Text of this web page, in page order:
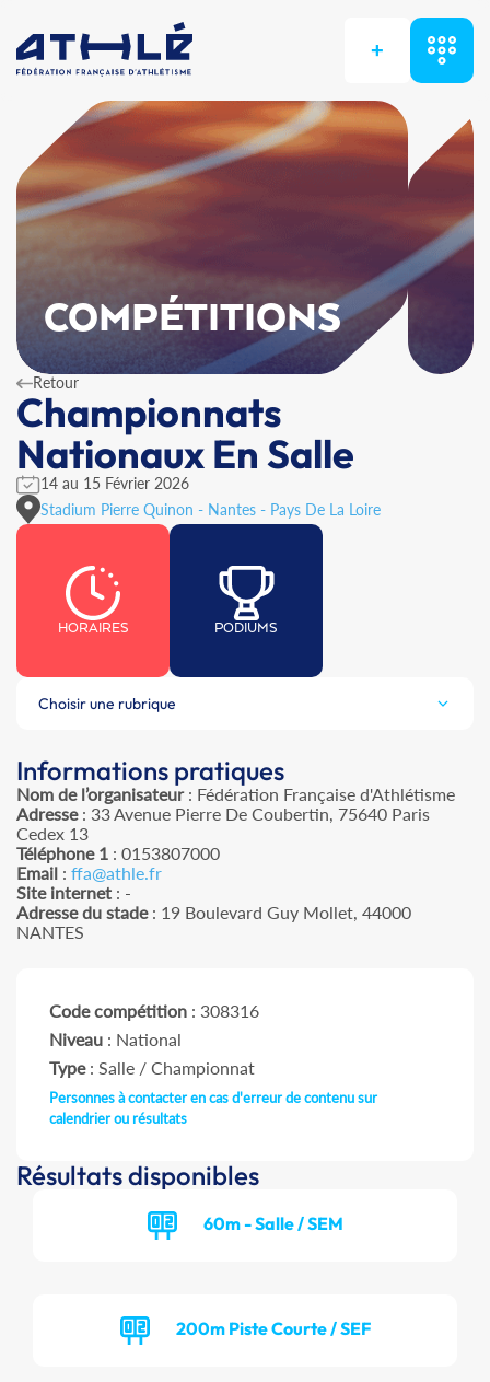
+
COMPÉTITIONS
Retour
Championnats
Nationaux En Salle
14 au 15 Février 2026
Stadium Pierre Quinon - Nantes - Pays De La Loire
HORAIRES PODIUMS
Choisir une rubrique
Informations pratiques
Nom de l’organisateur: Fédération Française d'Athlétisme
Adresse: 33 Avenue Pierre De Coubertin, 75640 Paris
Cedex 13
Téléphone 1 : 0153807000
Email : ffa@athle.fr
Site internet : -
Adresse du stade: 19 Boulevard Guy Mollet, 44000
NANTES
Code compétition : 308316
Niveau : National
Type: Salle / Championnat
Personnes à contacter en cas d'erreur de contenu sur
calendrier ou résultats
Résultats disponibles
60m - Salle / SEM
200m Piste Courte / SEF